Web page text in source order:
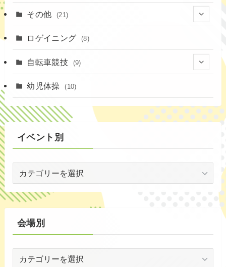
(3)
(14)
(4)
(54)
(59)
(1)
(9)
(16)
(3)
(2)
その他 (21)
(4)
ロゲイニング (8)
自転車競技 (9)
幼児体操 (10)
イベント別
ン
ト
別
会場別